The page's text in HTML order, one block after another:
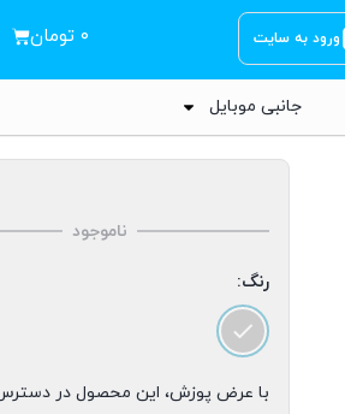
ورود به سایت ۰ تومان
جانبی موبایل
ناموجود
رنگ:
با عرض پوزش، این محصول در